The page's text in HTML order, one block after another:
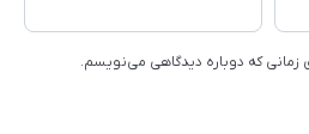
زمانی که دوباره دیدگاهی می‌نویسم.